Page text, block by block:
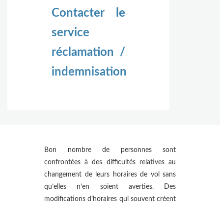
Contacter le
service
réclamation /
indemnisation
Bon nombre de personnes sont
confrontées à des difficultés relatives au
changement de leurs horaires de vol sans
qu’elles n’en soient averties. Des
modifications d’horaires qui souvent créent